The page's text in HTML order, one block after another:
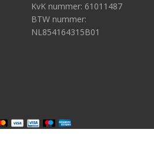
KvK nummer: 61011487
BTW nummer:
NL854164315B01